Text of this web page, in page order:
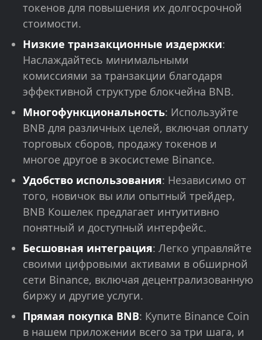
токенов для повышения их долгосрочной
стоимости.
Низкие транзакционные издержки:
Наслаждайтесь минимальными
комиссиями за транзакции благодаря
эффективной структуре блокчейна BNB.
Многофункциональность: Используйте
BNB для различных целей, включая оплату
торговых сборов, продажу токенов и
многое другое в экосистеме Binance.
Удобство использования: Независимо от
того, новичок вы или опытный трейдер,
BNB Кошелек предлагает интуитивно
понятный и доступный интерфейс.
Бесшовная интеграция: Легко управляйте
своими цифровыми активами в обширной
сети Binance, включая децентрализованную
биржу и другие услуги.
Прямая покупка BNB: Купите Binance Coin
в нашем приложении всего за три шага, и